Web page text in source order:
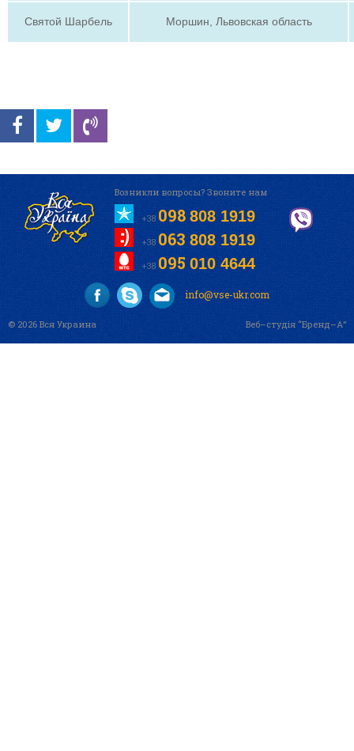
Святой Шарбель Моршин, Львовская область
Возникли вопросы? Звоните нам
+38 098808 1919
+38063808 1919
+38 095010 4644
info@vse-ukr.com
© 2026 Вся Украина Веб–студія “Бренд–А”